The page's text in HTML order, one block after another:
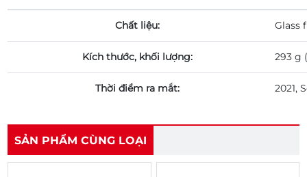
Chất liệu: Glass
Kích thước, khối lượng: 293 g
Thời điểm ra mắt: 2021,
SẢN PHẨM CÙNG LOẠI